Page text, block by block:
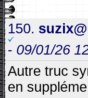
150.
- 09/01/26
Autre truc
en